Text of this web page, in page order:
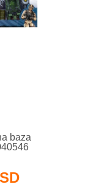
baza